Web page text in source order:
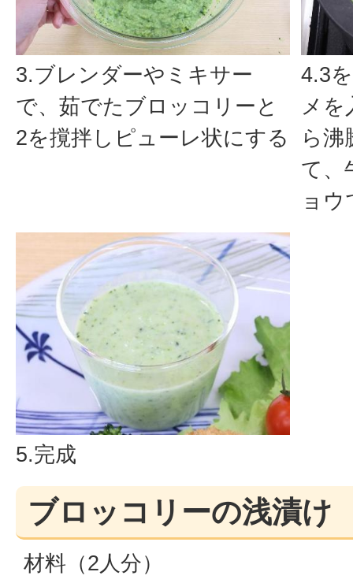
3.ブレンダーやミキサー
で、茹でたブロッコリーと
2を撹拌しピューレ状にする
4.3
メ
ら沸
て、
ョ
5.完成
ブロッコリーの浅漬け
材料（2人分）